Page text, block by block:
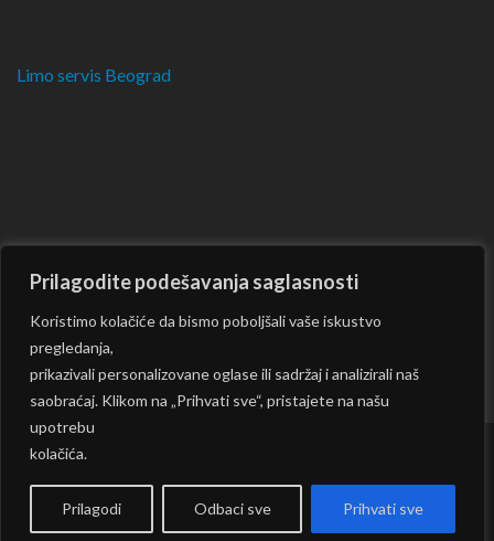
Prilagodite podešavanja saglasnosti
Koristimo kolačiće da bismo poboljšali vaše iskustvo
pregledanja,
prikazivali personalizovane oglase ili sadržaj i analizirali naš
saobraćaj. Klikom na „Prihvati sve“, pristajete na našu
upotrebu
kolačića.
Prilagodi Odbaci sve Prihvati sve
Limo servis Beograd
Powered by: